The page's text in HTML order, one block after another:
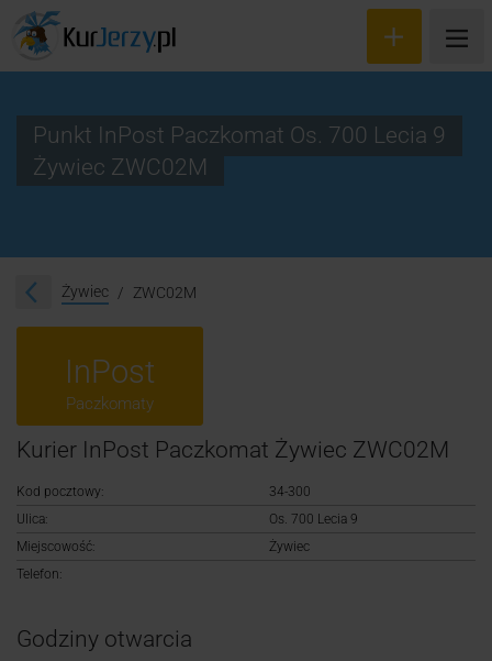
Śledzenie przesyłki
Logowanie
Rejestracja
Punkt InPost Paczkomat Os. 700 Lecia 9
Żywiec ZWC02M
Żywiec ZWC02M
InPost
Paczkomaty
Kurier InPost Paczkomat Żywiec ZWC02M
Kod pocztowy:
34-300
Ulica:
Os. 700 Lecia 9
Miejscowość:
Żywiec
Telefon:
Godziny otwarcia